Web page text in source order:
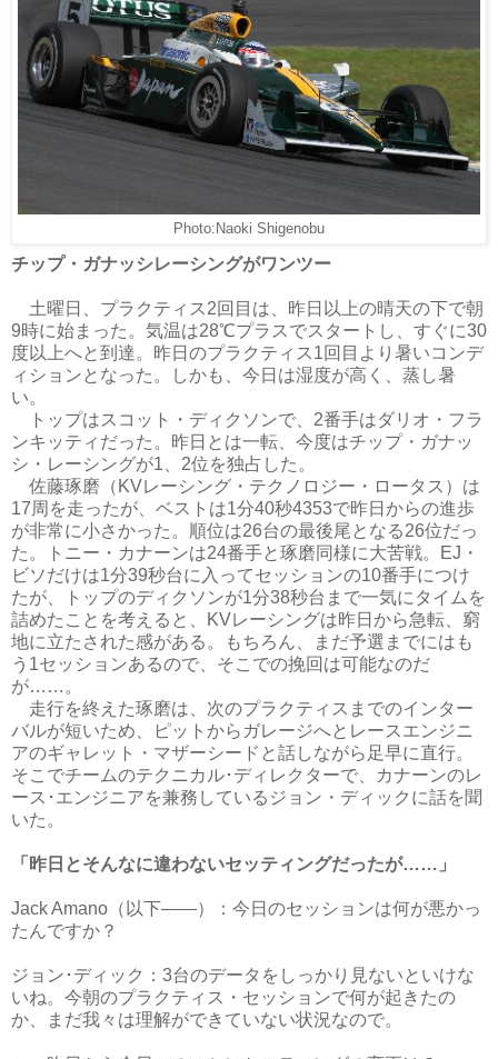
Photo:Naoki Shigenobu
チップ・ガナッシレーシングがワンツー
土曜日、プラクティス2回目は、昨日以上の晴天の下で朝
9時に始まった。気温は28℃プラスでスタートし、すぐに30
度以上へと到達。昨日のプラクティス1回目より暑いコンデ
ィションとなった。しかも、今日は湿度が高く、蒸し暑
い。
トップはスコット・ディクソンで、2番手はダリオ・フラ
ンキッティだった。昨日とは一転、今度はチップ・ガナッ
シ・レーシングが1、2位を独占した。
佐藤琢磨（KVレーシング・テクノロジー・ロータス）は
17周を走ったが、ベストは1分40秒4353で昨日からの進歩
が非常に小さかった。順位は26台の最後尾となる26位だっ
た。トニー・カナーンは24番手と琢磨同様に大苦戦。EJ・
ビソだけは1分39秒台に入ってセッションの10番手につけ
たが、トップのディクソンが1分38秒台まで一気にタイムを
詰めたことを考えると、KVレーシングは昨日から急転、窮
地に立たされた感がある。もちろん、まだ予選までにはも
う1セッションあるので、そこでの挽回は可能なのだ
が……。
走行を終えた琢磨は、次のプラクティスまでのインター
バルが短いため、ピットからガレージへとレースエンジニ
アのギャレット・マザーシードと話しながら足早に直行。
そこでチームのテクニカル･ディレクターで、カナーンのレ
ース･エンジニアを兼務しているジョン・ディックに話を聞
いた。
「昨日とそんなに違わないセッティングだったが……」
Jack Amano（以下――）：今日のセッションは何が悪かっ
たんですか？
ジョン･ディック：3台のデータをしっかり見ないといけな
いね。今朝のプラクティス・セッションで何が起きたの
か、まだ我々は理解ができていない状況なので。